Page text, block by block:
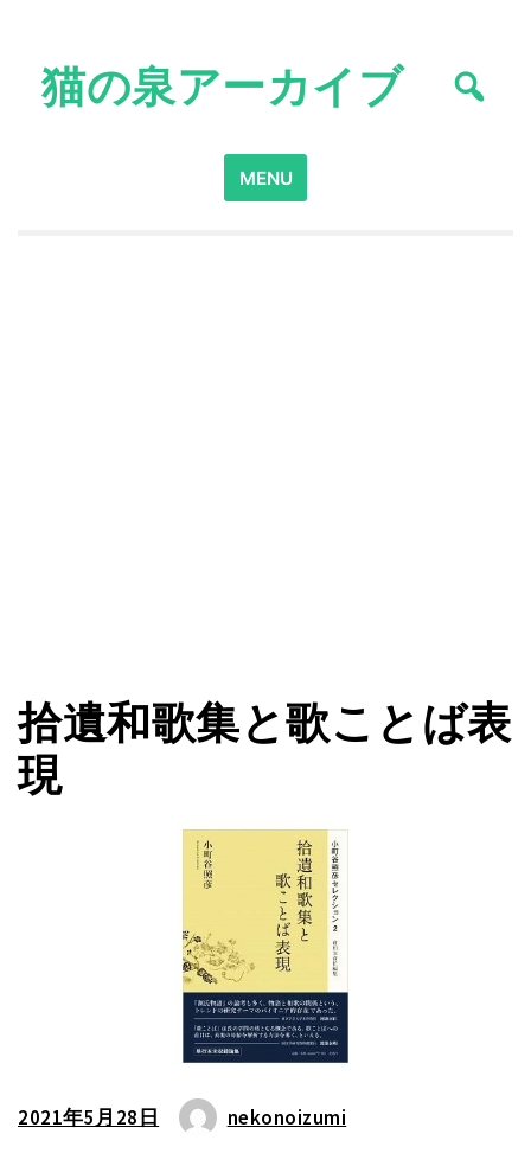
content猫の泉アーカイブ
Search
for:
MENU
拾遺和歌集と歌ことば表
現
2021年5月28日 nekonoizumi